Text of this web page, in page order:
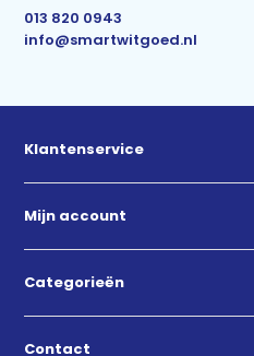
013 820 0943
info@smartwitgoed.nl
Klantenservice
Mijn account
Categorieën
Contact